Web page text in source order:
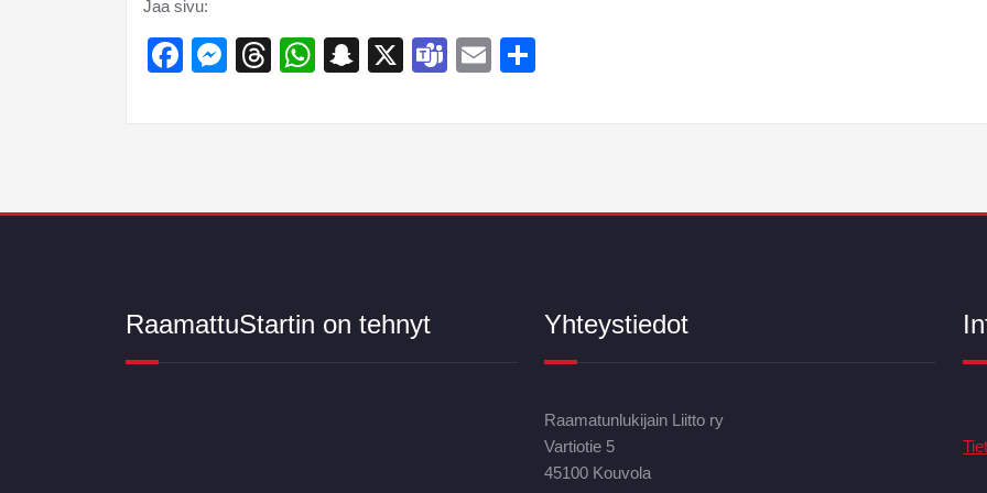
Jaa sivu:
Facebook
Messenger
Threads
WhatsApp
Snapchat
X Teams
Email
RaamattuStartin on tehnyt Yhteystiedot
Raamatunlukijain Liitto ry
Vartiotie 5
45100 Kouvola